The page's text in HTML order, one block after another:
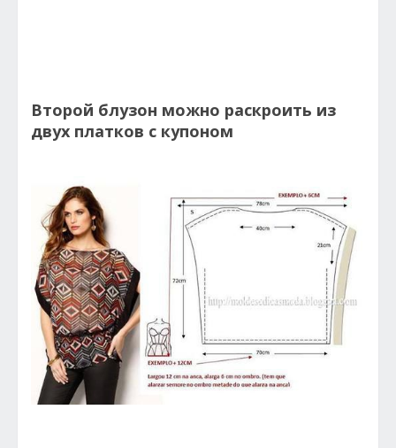
Второй блузон можно раскроить из
двух платков с купоном